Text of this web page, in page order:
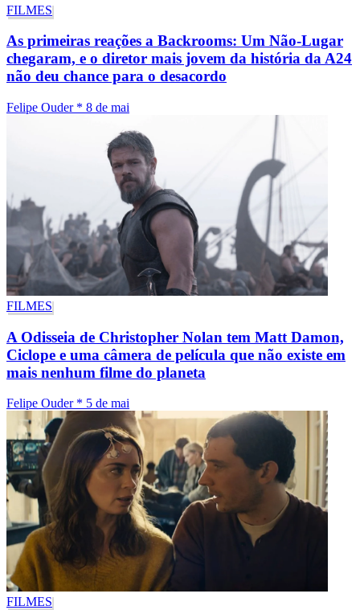
FILMES
As primeiras reações a Backrooms: Um Não-Lugar
chegaram, e o diretor mais jovem da história da A24
não deu chance para o desacordo
Felipe Ouder * 8 de mai
FILMES
A Odisseia de Christopher Nolan tem Matt Damon,
Ciclope e uma câmera de película que não existe em
mais nenhum filme do planeta
Felipe Ouder * 5 de mai
FILMES